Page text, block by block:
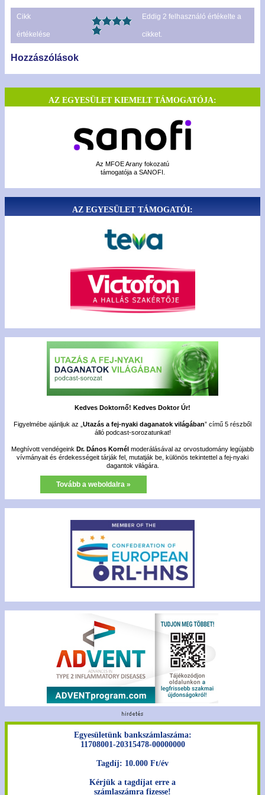
Cikk
értékelése
Eddig 2 felhasználó értékelte a
cikket.
Hozzászólások
AZ EGYESÜLET KIEMELT TÁMOGATÓJA:
Az MFOE Arany fokozatú
támogatója a SANOFI.
AZ EGYESÜLET TÁMOGATÓI:
Kedves Doktornő! Kedves Doktor Úr!
Figyelmébe ajánljuk az „ Utazás a fej-nyaki daganatok világában” című 5 részből
álló podcast-sorozatunkat!
Meghívott vendégeink Dr. Dános Kornél moderálásával az orvostudomány legújabb
vívmányait és érdekességeit tárják fel, mutatják be, különös tekintettel a fej-nyaki
dagantok világára.
Tovább a weboldalra »
Egyesületünk bankszámlaszáma:
11708001-20315478-00000000
Tagdíj: 10.000 Ft/év
Kérjük a tagdíjat erre a
számlaszámra fizesse!